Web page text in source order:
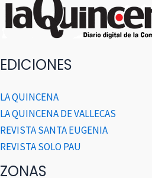
EDICIONES
LA QUINCENA
LA QUINCENA DE VALLECAS
REVISTA SANTA EUGENIA
REVISTA SOLO PAU
ZONAS